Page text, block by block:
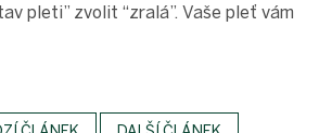
pleti” zvolit “zralá”. Vaše pleť vám